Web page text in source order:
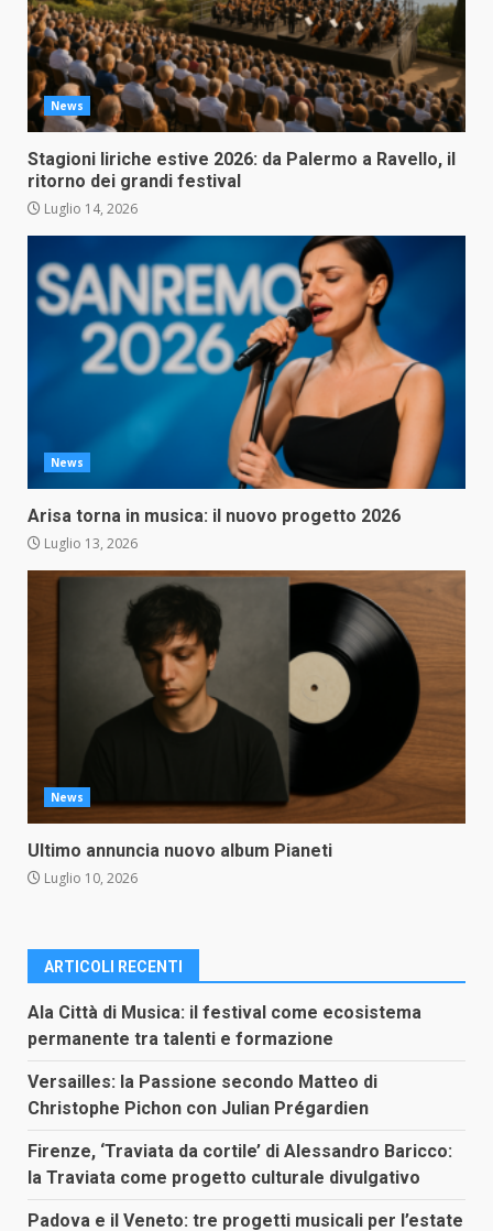
News
Stagioni liriche estive 2026: da Palermo a Ravello, il
ritorno dei grandi festival
Luglio 14, 2026
News
Arisa torna in musica: il nuovo progetto 2026
Luglio 13, 2026
News
Ultimo annuncia nuovo album Pianeti
Luglio 10, 2026
ARTICOLI RECENTI
Ala Città di Musica: il festival come ecosistema
permanente tra talenti e formazione
Versailles: la Passione secondo Matteo di
Christophe Pichon con Julian Prégardien
Firenze, ‘Traviata da cortile’ di Alessandro Baricco:
la Traviata come progetto culturale divulgativo
Padova e il Veneto: tre progetti musicali per l’estate